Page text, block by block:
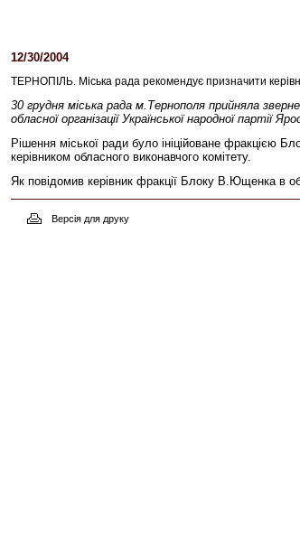
12/30/200404:30 PM
ТЕРНОПІЛЬ. Міська рада рекомендує призначити
30 грудня міська рада м.Тернополя прийняла
обласної організації Української народної
Рішення міської ради було ініційоване
керівником обласного виконавчого комітету.
Як повідомив керівник фракції Блоку В.Ющенка
Версія для друку